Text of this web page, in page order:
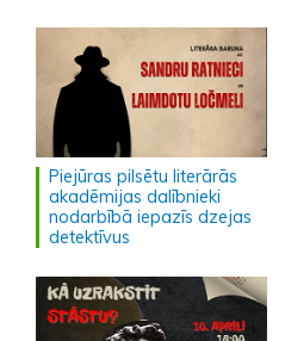
Piejūras pilsētu literārās
akadēmijas dalībnieki
nodarbībā iepazīs dzejas
detektīvus